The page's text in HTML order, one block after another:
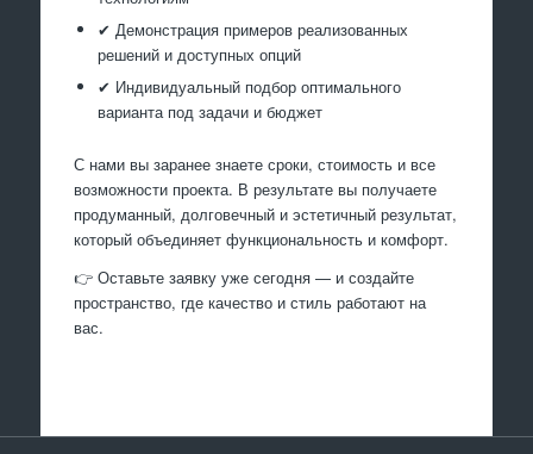
✔ Демонстрация примеров реализованных
решений и доступных опций
✔ Индивидуальный подбор оптимального
варианта под задачи и бюджет
С нами вы заранее знаете сроки, стоимость и все
возможности проекта. В результате вы получаете
продуманный, долговечный и эстетичный результат,
который объединяет функциональность и комфорт.
👉 Оставьте заявку уже сегодня — и создайте
пространство, где качество и стиль работают на
вас.